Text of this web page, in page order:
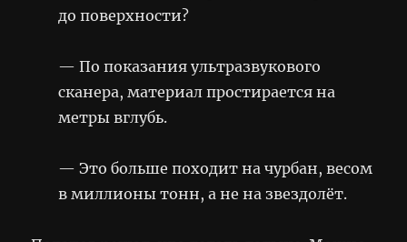
до поверхности?
— По показания ультразвукового
сканера, материал простирается на
метры вглубь.
— Это больше походит на чурбан, весом
в миллионы тонн, а не на звездолёт.